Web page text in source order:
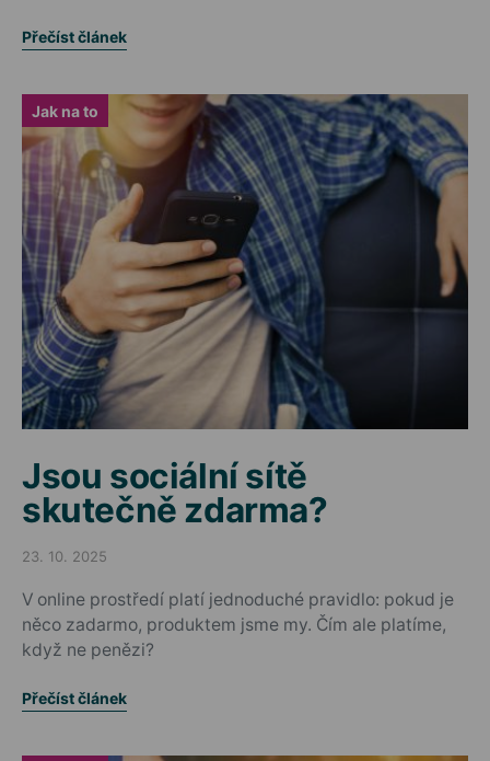
Přečíst článek
Jak na to
Jsou sociální sítě
skutečně zdarma?
Posted on
23. 10. 2025
V online prostředí platí jednoduché pravidlo: pokud je
něco zadarmo, produktem jsme my. Čím ale platíme,
když ne penězi?
Přečíst článek